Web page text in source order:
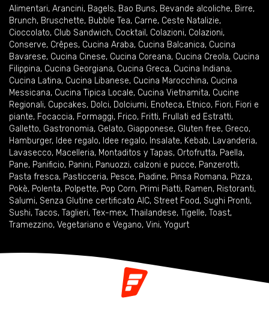
Alimentari, Arancini, Bagels, Bao Buns, Bevande alcoliche, Birre,
Brunch, Bruschette, Bubble Tea, Carne, Ceste Natalizie,
Cioccolato, Club Sandwich, Cocktail , Colazioni, Colazioni,
Conserve, Crêpes, Cucina Araba, Cucina Balcanica, Cucina
Bavarese, Cucina Cinese, Cucina Coreana, Cucina Creola, Cucina
Filippina, Cucina Georgiana, Cucina Greca, Cucina Indiana,
Cucina Latina, Cucina Libanese, Cucina Marocchina, Cucina
Messicana, Cucina Tipica Locale, Cucina Vietnamita, Cucine
Regionali, Cupcakes, Dolci, Dolciumi, Enoteca, Etnico, Fiori, Fiori e
piante, Focaccia, Formaggi, Frico, Fritti, Frullati ed Estratti,
Galletto, Gastronomia, Gelato, Giapponese, Gluten free, Greco,
Hamburger, Idee regalo, Idee regalo, Insalate, Kebab, Lavanderia,
Lavasecco, Macelleria, Montaditos y Tapas, Ortofrutta, Paella,
Pane, Panificio, Panini, Panuozzi, calzoni e pucce, Panzerotti,
Pasta fresca, Pasticceria, Pesce, Piadine, Pinsa Romana, Pizza,
Pokè, Polenta, Polpette, Pop Corn, Primi Piatti, Ramen, Ristoranti,
Salumi, Senza Glutine certificato AIC, Street Food, Sughi Pronti,
Sushi, Tacos, Taglieri, Tex-mex, Thailandese, Tigelle, Toast,
Tramezzino, Vegetariano e Vegano, Vini, Yogurt